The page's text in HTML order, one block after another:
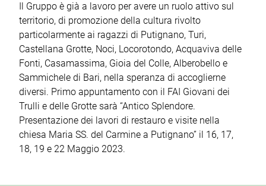
Il Gruppo è già a lavoro per avere un ruolo attivo sul
territorio, di promozione della cultura rivolto
particolarmente ai ragazzi di Putignano, Turi,
Castellana Grotte, Noci, Locorotondo, Acquaviva delle
Fonti, Casamassima, Gioia del Colle, Alberobello e
Sammichele di Bari, nella speranza di accoglierne
diversi. Primo appuntamento con il FAI Giovani dei
Trulli e delle Grotte sarà “Antico Splendore.
Presentazione dei lavori di restauro e visite nella
chiesa Maria SS. del Carmine a Putignano” il 16, 17,
18, 19 e 22 Maggio 2023.